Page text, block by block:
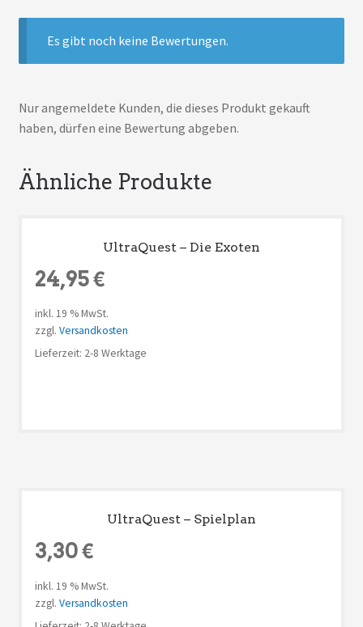
Es gibt noch keine Bewertungen.
Nur angemeldete Kunden, die dieses Produkt gekauft
haben, dürfen eine Bewertung abgeben.
Ähnliche Produkte
UltraQuest – Die Exoten
24,95€
inkl. 19 % MwSt.
zzgl. Versandkosten
Lieferzeit: 2-8 Werktage
UltraQuest – Spielplan
3,30€
inkl. 19 % MwSt.
zzgl. Versandkosten